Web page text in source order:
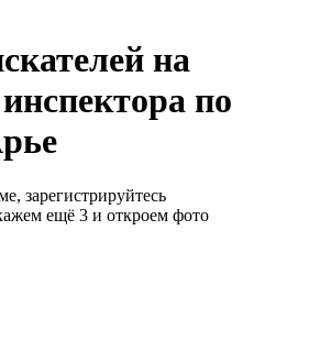
на
по
зарегистрируйтесь
ещё 3 и откроем фото